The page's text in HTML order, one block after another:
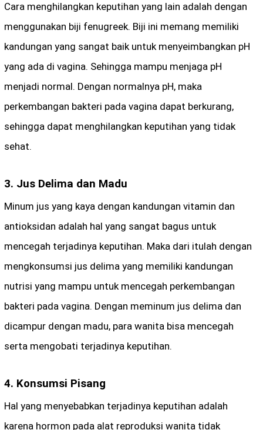
Cara menghilangkan keputihan yang lain adalah dengan
menggunakan biji fenugreek. Biji ini memang memiliki
kandungan yang sangat baik untuk menyeimbangkan pH
yang ada di vagina. Sehingga mampu menjaga pH
menjadi normal. Dengan normalnya pH, maka
perkembangan bakteri pada vagina dapat berkurang,
sehingga dapat menghilangkan keputihan yang tidak
sehat.
3. Jus Delima dan Madu
Minum jus yang kaya dengan kandungan vitamin dan
antioksidan adalah hal yang sangat bagus untuk
mencegah terjadinya keputihan. Maka dari itulah dengan
mengkonsumsi jus delima yang memiliki kandungan
nutrisi yang mampu untuk mencegah perkembangan
bakteri pada vagina. Dengan meminum jus delima dan
dicampur dengan madu, para wanita bisa mencegah
serta mengobati terjadinya keputihan.
4. Konsumsi Pisang
Hal yang menyebabkan terjadinya keputihan adalah
karena hormon pada alat reproduksi wanita tidak